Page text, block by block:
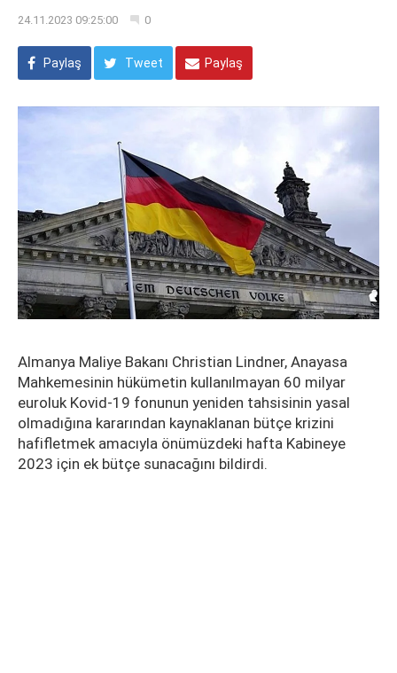
24.11.2023 09:25:00 0
Paylaş Tweet Paylaş
Almanya Maliye Bakanı Christian Lindner, Anayasa
Mahkemesinin hükümetin kullanılmayan 60 milyar
euroluk Kovid-19 fonunun yeniden tahsisinin yasal
olmadığına kararından kaynaklanan bütçe krizini
hafifletmek amacıyla önümüzdeki hafta Kabineye
2023 için ek bütçe sunacağını bildirdi.